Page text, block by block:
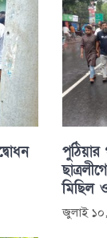
পুঠিয়ার
মিছিল
জুলাই